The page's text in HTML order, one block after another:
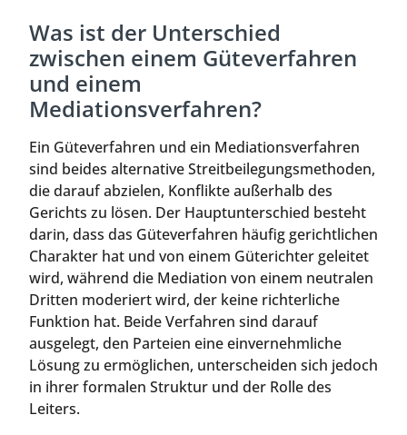
Was ist der Unterschied
zwischen einem Güteverfahren
und einem
Mediationsverfahren?
Ein Güteverfahren und ein Mediationsverfahren
sind beides alternative Streitbeilegungsmethoden,
die darauf abzielen, Konflikte außerhalb des
Gerichts zu lösen. Der Hauptunterschied besteht
darin, dass das Güteverfahren häufig gerichtlichen
Charakter hat und von einem Güterichter geleitet
wird, während die Mediation von einem neutralen
Dritten moderiert wird, der keine richterliche
Funktion hat. Beide Verfahren sind darauf
ausgelegt, den Parteien eine einvernehmliche
Lösung zu ermöglichen, unterscheiden sich jedoch
in ihrer formalen Struktur und der Rolle des
Leiters.